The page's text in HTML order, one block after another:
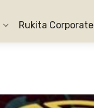
Rukita Corporate